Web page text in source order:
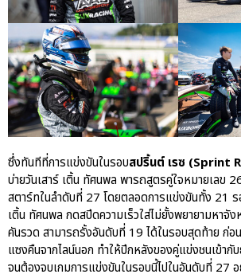
aas
AAS Corp
AAS
AAS
Bentley
career
news
Porsche
ซึ่งทันทีที่การแข่งขันในรอบสปริ้นต์ เรซ (Sprint
บ่ายวันเสาร์ เติ้น ทัศนพล พารถสูตรคู่ใจหมายเลข
สตาร์ทในลำดับที่ 27 โดยตลอดการแข่งขันทั้ง 21
เติ้น ทัศนพล กดสปีดความเร็วใส่ไม่ยั้งพยายามหาจัง
คันรวด สามารถรั้งอันดับที่ 19 ได้ในรอบสุดท้าย ก่อ
แซงคืนจากไลน์นอก ทำให้ปีกหลังของคู่แข่งชนเข้ากั
จนต้องจบเกมการแข่งขันในรอบนี้ไปในอันดับที่ 27